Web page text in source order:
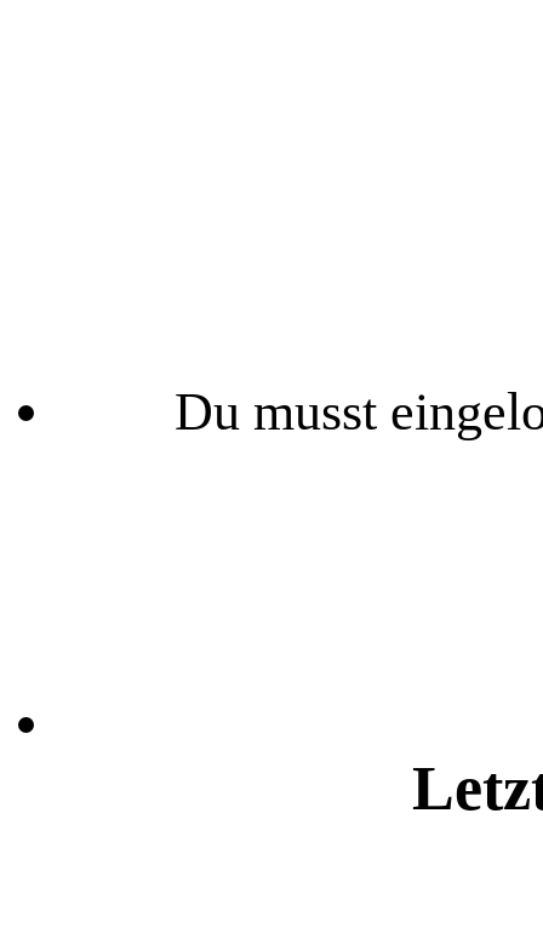
Du musst